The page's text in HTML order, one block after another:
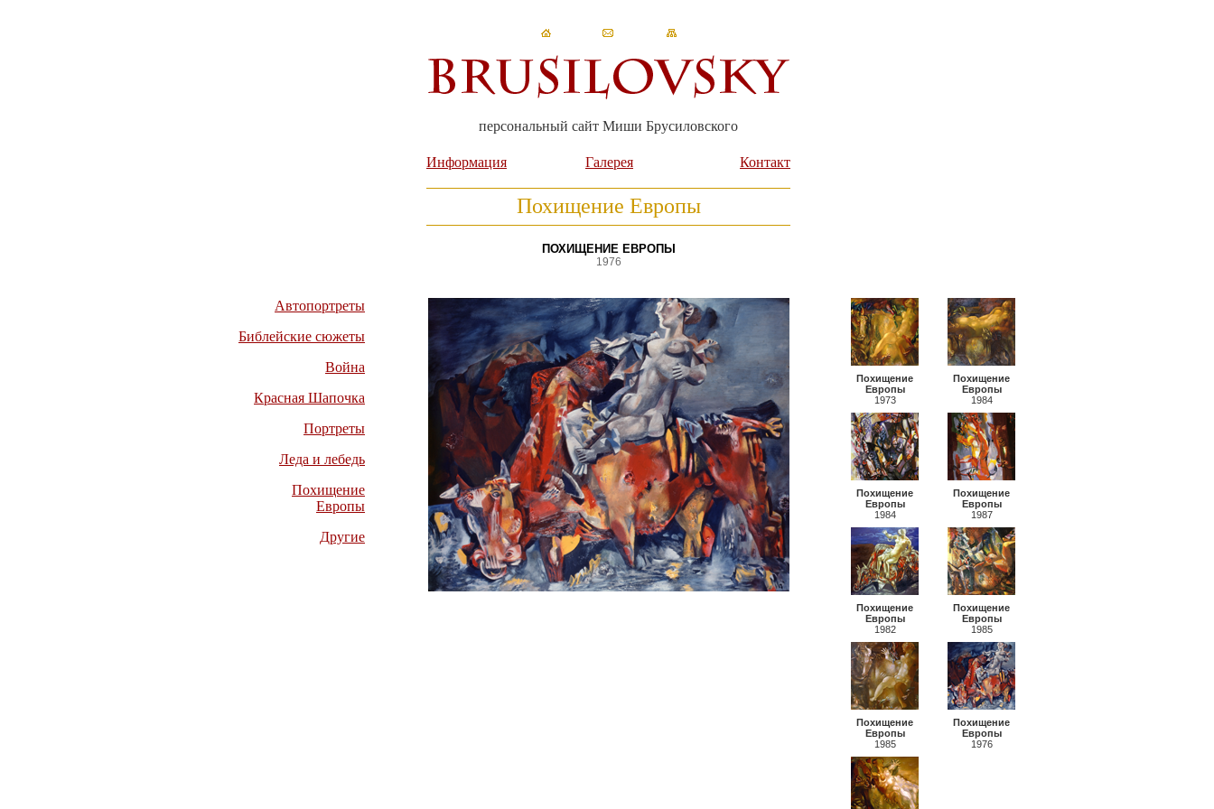
персональный сайт Миши Брусиловского
Информация Галерея Контакт
Похищение Европы
ПОХИЩЕНИЕ ЕВРОПЫ
1976
Автопортреты
Библейские сюжеты
Война
Красная Шапочка
Портреты
Леда и лебедь
Похищение
Европы
Другие
Похищение
Европы
1973
Похищение
Европы
1984
Похищение
Европы
1984
Похищение
Европы
1987
Похищение
Европы
1982
Похищение
Европы
1985
Похищение
Европы
1985
Похищение
Европы
1976